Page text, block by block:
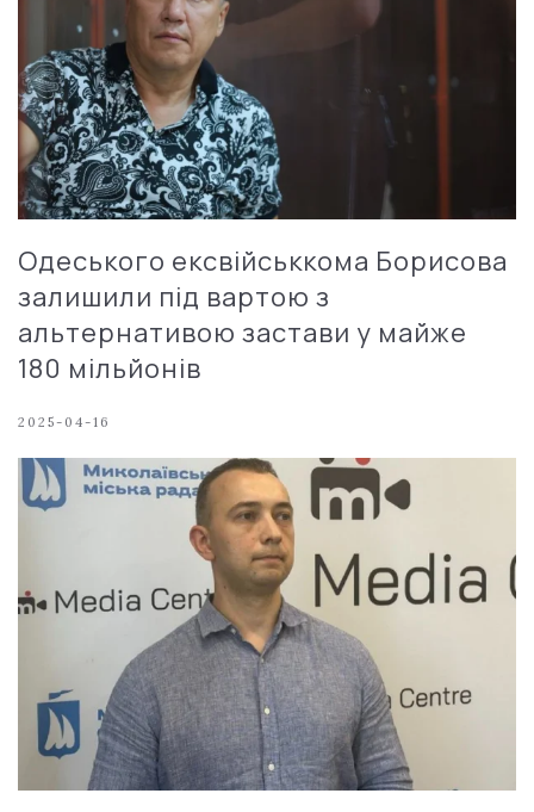
Одеського ексвійськкома Борисова
залишили під вартою з
альтернативою застави у майже
180 мільйонів
2025-04-16